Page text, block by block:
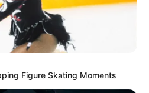
Figure Skating Moments